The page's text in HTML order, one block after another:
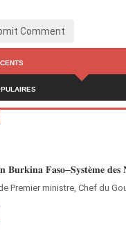
Comment
𝐁𝐮𝐫𝐤𝐢𝐧𝐚 𝐅𝐚𝐬𝐨–𝐒𝐲𝐬𝐭𝐞̀𝐦𝐞
Premier ministre, Chef du